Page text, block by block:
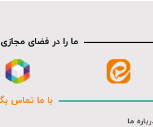
ما را در فضای
با ما تماس
ما